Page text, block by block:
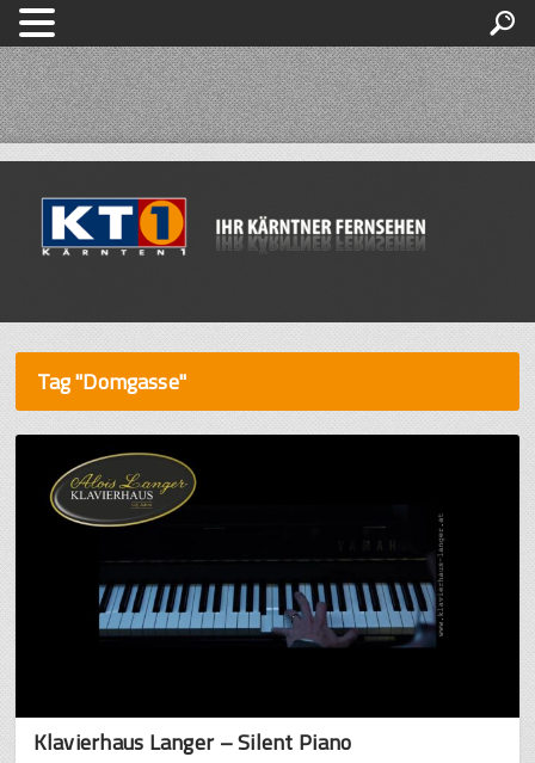
Tag "Domgasse"
Klavierhaus Langer – Silent Piano